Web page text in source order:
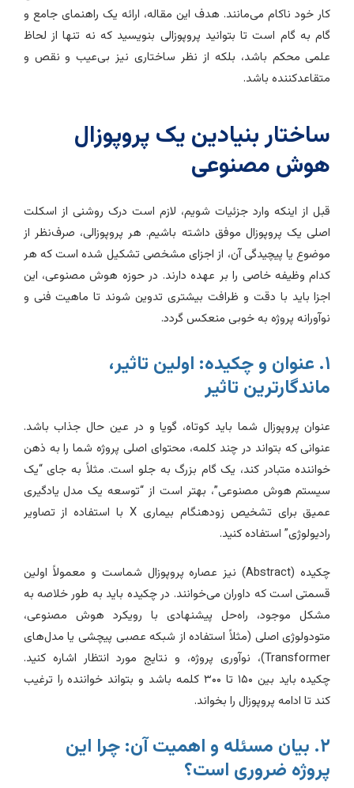
خود ناکام می‌مانند. هدف این مقاله، ارائه یک راهنمای جامع و
به گام است تا بتوانید پروپوزالی بنویسید که نه تنها از لحاظ
محکم باشد، بلکه از نظر ساختاری نیز بی‌عیب و نقص و
باشد.
بنیادین یک پروپوزال
مصنوعی
از اینکه وارد جزئیات شویم، لازم است درک روشنی از اسکلت
یک پروپوزال موفق داشته باشیم. هر پروپوزالی، صرف‌نظر از
یا پیچیدگی آن، از اجزای مشخصی تشکیل شده است که هر
وظیفه خاصی را بر عهده دارند. در حوزه هوش مصنوعی، این
باید با دقت و ظرافت بیشتری تدوین شوند تا ماهیت فنی و
پروژه به خوبی منعکس گردد.
۱. عنوان و چکیده: اولین تاثیر،
تاثیر
پروپوزال شما باید کوتاه، گویا و در عین حال جذاب باشد.
که بتواند در چند کلمه، محتوای اصلی پروژه شما را به ذهن
متبادر کند، یک گام بزرگ به جلو است. مثلاً به جای “یک
هوش مصنوعی”، بهتر است از “توسعه یک مدل یادگیری
عمیق برای تشخیص زودهنگام بیماری X با استفاده از تصاویر
استفاده کنید.
چکیده (Abstract) نیز عصاره پروپوزال شماست و معمولاً اولین
است که داوران می‌خوانند. در چکیده باید به طور خلاصه به
موجود، راه‌حل پیشنهادی با رویکرد هوش مصنوعی،
اصلی (مثلاً استفاده از شبکه عصبی پیچشی یا مدل‌های
Transformer)، نوآوری پروژه، و نتایج مورد انتظار اشاره کنید.
چکیده باید بین ۱۵۰ تا ۳۰۰ کلمه باشد و بتواند خواننده را ترغیب
تا ادامه پروپوزال را بخواند.
۲. بیان مسئله و اهمیت آن: چرا این
ضروری است؟